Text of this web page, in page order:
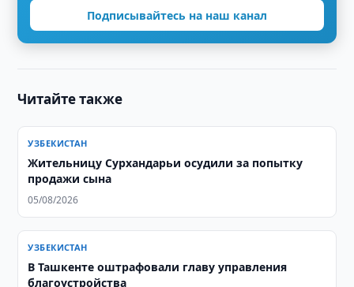
Подписывайтесь на наш канал
Читайте также
УЗБЕКИСТАН
Жительницу Сурхандарьи осудили за попытку
продажи сына
05/08/2026
УЗБЕКИСТАН
В Ташкенте оштрафовали главу управления
благоустройства